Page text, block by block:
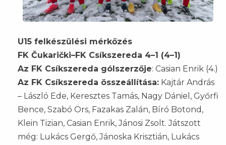
U15 felkészülési mérkőzés
FK Čukarički–FK Csíkszereda 4–1 (4–1)
Az FK Csíkszereda gólszerzője: Casian Enrik (4.)
Az FK Csíkszereda összeállítása: Kajtár András
– László Ede, Keresztes Tamás, Nagy Dániel, Győrfi
Bence, Szabó Örs, Fazakas Zalán, Bíró Botond,
Klein Tizian, Casian Enrik, Jánosi Zsolt. Játszott
még: Lukács Gergő, Jánoska Krisztián, Lukács